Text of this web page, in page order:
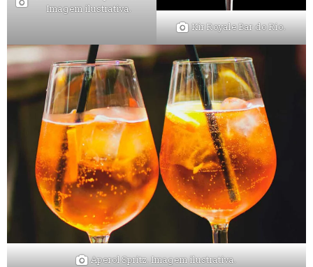
Imagem ilustrativa.
Kir Royale Bar do Rio.
Aperol Spritz. Imagem ilustrativa.